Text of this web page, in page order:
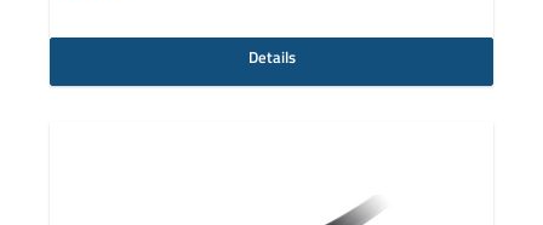
Details